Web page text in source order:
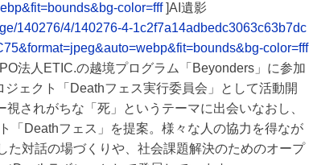
color=fff]AI遺影
140276/4/140276-4-1c2f7a14adbedc3063c63b7dc
color=fff
法人ETIC.の越境プログラム「Beyonders」に参加
ェクト「Deathフェス実行委員会」として活動開
されがちな「死」というテーマに出会いなおし、
「Deathフェス」を提案。様々な人の協力を得なが
た対話の場づくりや、社会課題解決のためのオープ